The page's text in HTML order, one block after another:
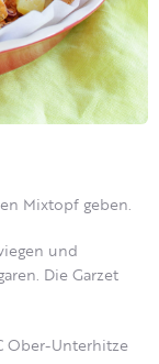
Mixtopf geben.
und
Die Garzet
Ober-Unterhitze